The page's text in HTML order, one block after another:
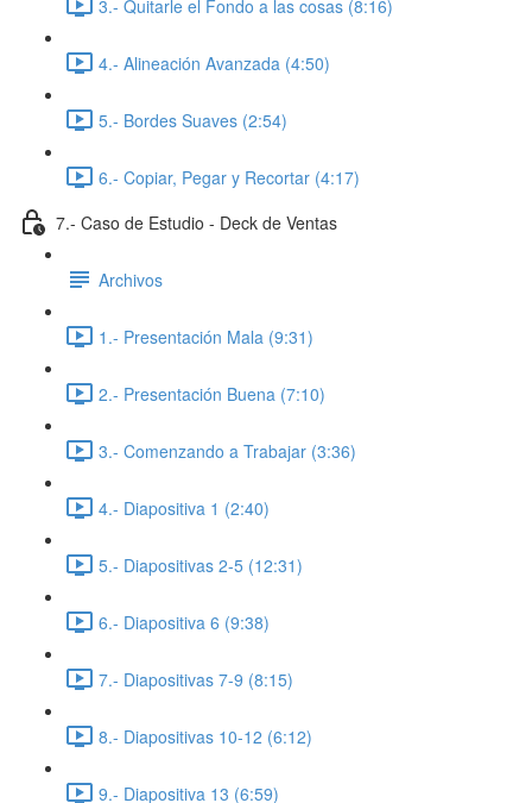
3.- Quitarle el Fondo a las cosas (8:16)
4.- Alineación Avanzada (4:50)
5.- Bordes Suaves (2:54)
6.- Copiar, Pegar y Recortar (4:17)
7.- Caso de Estudio - Deck de Ventas
Archivos
1.- Presentación Mala (9:31)
2.- Presentación Buena (7:10)
3.- Comenzando a Trabajar (3:36)
4.- Diapositiva 1 (2:40)
5.- Diapositivas 2-5 (12:31)
6.- Diapositiva 6 (9:38)
7.- Diapositivas 7-9 (8:15)
8.- Diapositivas 10-12 (6:12)
9.- Diapositiva 13 (6:59)